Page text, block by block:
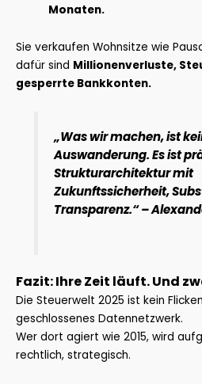
Monaten.
Sie verkaufen Wohnsitze wie
dafür sind Millionenverluste,
gesperrte Bankkonten.
„Was wir machen, ist
Auswanderung. Es ist
Strukturarchitektur mit
Zukunftssicherheit,
Transparenz.“ –
Fazit: Ihre Zeit läuft. Und
Die Steuerwelt 2025 ist kein
geschlossenes Datennetzwerk.
Wer dort agiert wie 2015, wird
rechtlich, strategisch.